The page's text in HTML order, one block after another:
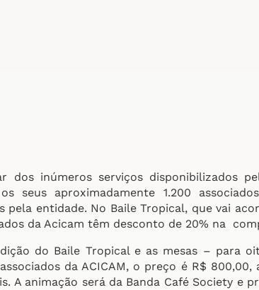
dos inúmeros serviços disponibilizados
seus aproximadamente 1.200
pela entidade. No Baile Tropical, que vai
da Acicam têm desconto de 20% na
do Baile Tropical e as mesas – para
da ACICAM, o preço é R$
A animação será da Banda Café Society e